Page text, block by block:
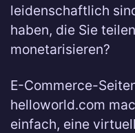
leidenschaftlich
haben, die Sie
monetarisieren?
E-Commerce-
helloworld.com
einfach, eine